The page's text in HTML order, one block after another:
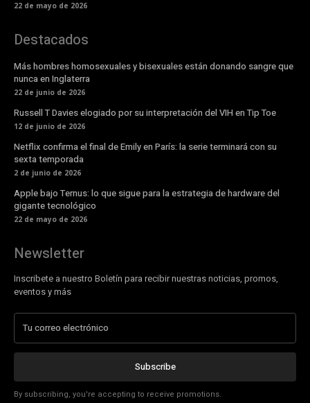
22 de mayo de 2026
Destacados
Más hombres homosexuales y bisexuales están donando sangre que
nunca en Inglaterra
22 de junio de 2026
Russell T Davies elogiado por su interpretación del VIH en Tip Toe
12 de junio de 2026
Netflix confirma el final de Emily en París: la serie terminará con su
sexta temporada
2 de junio de 2026
Apple bajo Ternus: lo que sigue para la estrategia de hardware del
gigante tecnológico
22 de mayo de 2026
Newsletter
Inscribete a nuestro Boletín para recibir nuestras noticias, promos,
eventos y más
Subscribe
By subscribing, you're accepting to receive promotions.